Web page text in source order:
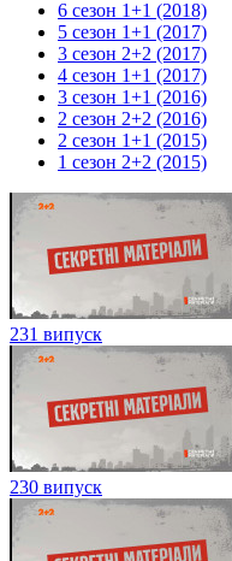
6 сезон 1+1 (2018)
5 сезон 1+1 (2017)
3 сезон 2+2 (2017)
4 сезон 1+1 (2017)
3 сезон 1+1 (2016)
2 сезон 2+2 (2016)
2 сезон 1+1 (2015)
1 сезон 2+2 (2015)
231 випуск
230 випуск